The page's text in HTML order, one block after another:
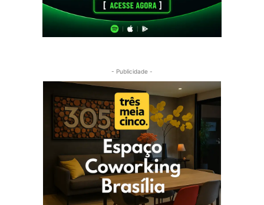
- Publicidade -